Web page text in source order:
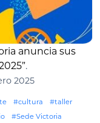
anuncia sus
.
2025
#cultura
#taller
#Sede Victoria